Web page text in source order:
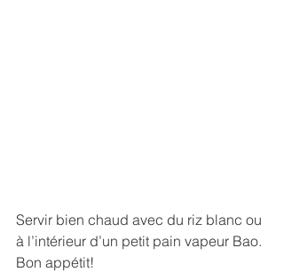
Servir bien chaud avec du riz blanc ou
à l’intérieur d’un petit pain vapeur Bao.
Bon appétit!